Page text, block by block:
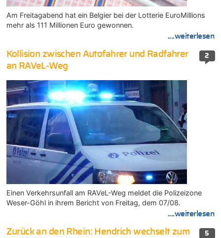
Am Freitagabend hat ein Belgier bei der Lotterie EuroMillions
mehr als 111 Millionen Euro gewonnen.
....weiterlesen
2
Kollision zwischen Autofahrer und Radfahrer
an RAVeL-Weg
Einen Verkehrsunfall am RAVeL-Weg meldet die Polizeizone
Weser-Göhl in ihrem Bericht von Freitag, dem 07/08.
....weiterlesen
5
Zurück an den Rhein: Hendrich wechselt zum